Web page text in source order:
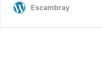
Escambray